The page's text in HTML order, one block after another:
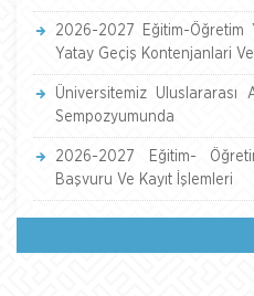
2026-2027 Eğitim-Öğretim
Yatay Geçiş Kontenjanlari
Üniversitemiz Uluslararası
Sempozyumunda
2026-2027 Eğitim-
Başvuru Ve Kayıt İşlemleri